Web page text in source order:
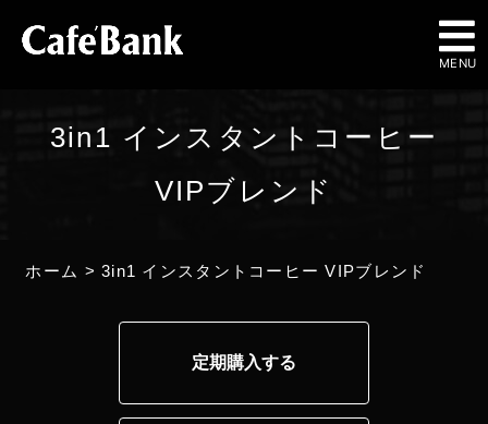
MENU
3in1 インスタントコーヒー
VIPブレンド
ホーム >3in1 インスタントコーヒー VIPブレンド
定期購入する